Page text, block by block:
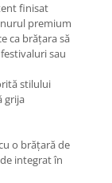
finisat
premium
ca brățara să
sau
stilului
grija
o brățară de
integrat în